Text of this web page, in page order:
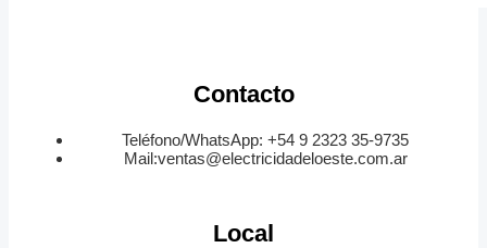
Contacto
Teléfono/WhatsApp: +54 9 2323 35-9735
Mail:ventas@electricidadeloeste.com.ar
Local